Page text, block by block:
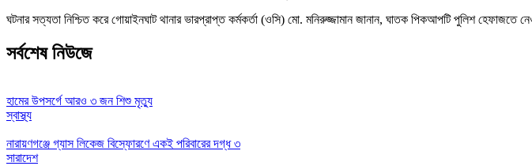
ঘটনার সত্যতা নিশ্চিত করে গোয়াইনঘাট থানার ভারপ্রাপ্ত কর্মকর্তা (ওসি) মো. মনিরুজ্জামান জানান, ঘাতক পিকআপটি পুলিশ
সর্বশেষ নিউজে
হামের উপসর্গে আরও ৩ জন শিশু মৃত্যু
স্বাস্থ্য
নারায়ণগঞ্জে গ্যাস লিকেজ বিস্ফোরণে একই পরিবারের দগ্ধ ৩
সারাদেশ